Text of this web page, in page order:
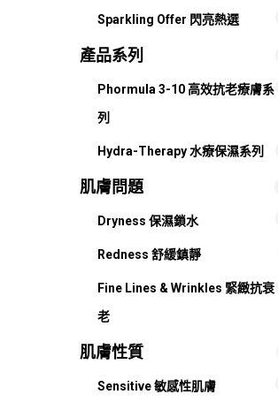
Sparkling Offer 閃亮熱選
產品系列
Phormula 3-10 高效抗老療膚系
列
Hydra-Therapy 水療保濕系列
肌膚問題
Dryness 保濕鎖水
Redness 舒緩鎮靜
Fine Lines & Wrinkles 緊緻抗衰
老
肌膚性質
Sensitive 敏感性肌膚